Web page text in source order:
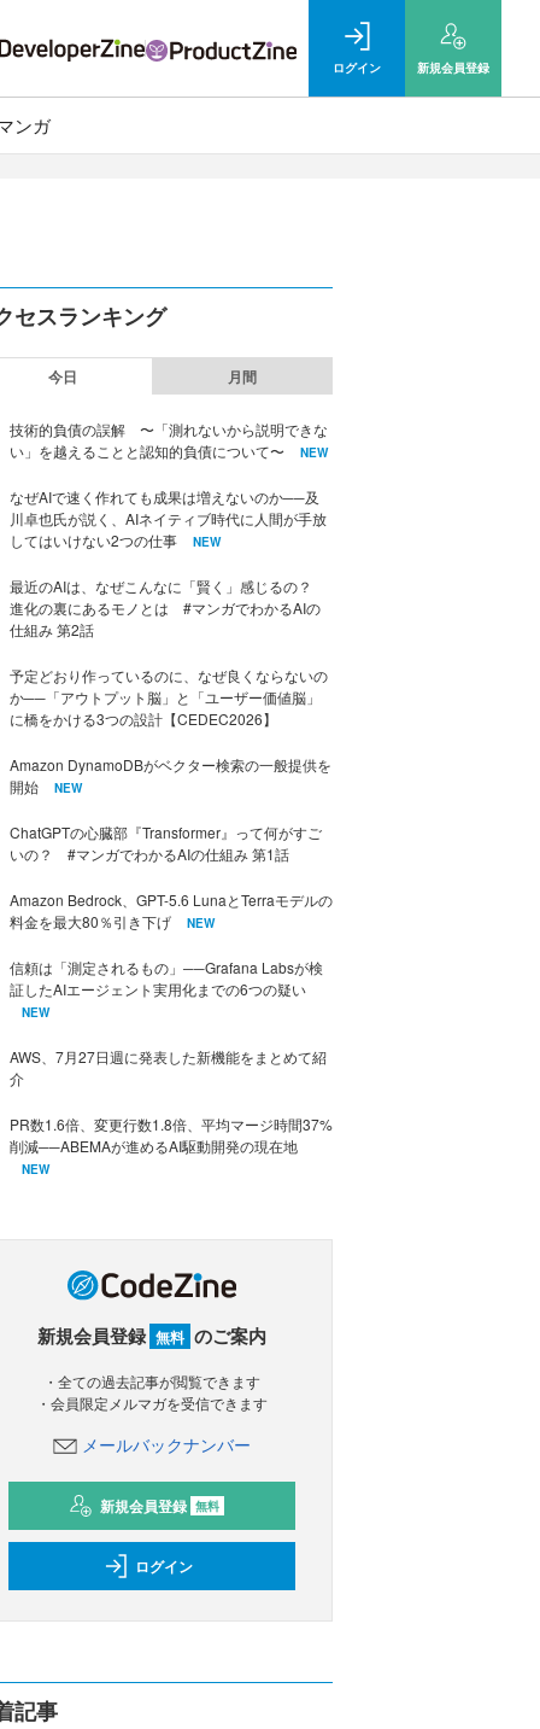
ログイン 新規会員登録
ンガ
セスランキング
今日 月間
技術的負債の誤解 〜「測れないから説明できな
い」を越えることと認知的負債について〜
NEW
なぜAIで速く作れても成果は増えないのか──及
川卓也氏が説く、AIネイティブ時代に人間が手放
してはいけない2つの仕事
NEW
最近のAIは、なぜこんなに「賢く」感じるの？
進化の裏にあるモノとは #マンガでわかるAIの
仕組み 第2話
予定どおり作っているのに、なぜ良くならないの
か──「アウトプット脳」と「ユーザー価値脳」
に橋をかける3つの設計【CEDEC2026】
Amazon DynamoDBがベクター検索の一般提供を
開始
NEW
ChatGPTの心臓部『Transformer』って何がすご
いの？ #マンガでわかるAIの仕組み 第1話
Amazon Bedrock、GPT-5.6 LunaとTerraモデルの
料金を最大80％引き下げ
NEW
信頼は「測定されるもの」──Grafana Labsが検
証したAIエージェント実用化までの6つの疑い
NEW
AWS、7月27日週に発表した新機能をまとめて紹
介
PR数1.6倍、変更行数1.8倍、平均マージ時間37%
削減──ABEMAが進めるAI駆動開発の現在地
NEW
新規会員登録 無料 のご案内
・全ての過去記事が閲覧できます
・会員限定メルマガを受信できます
メールバックナンバー
新規会員登録 無料
ログイン
記事